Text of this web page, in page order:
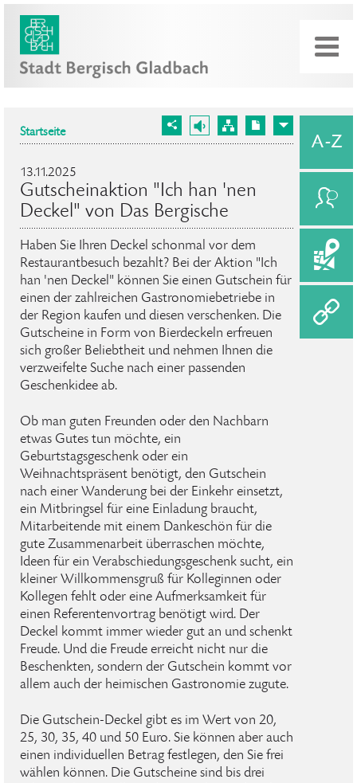
Startseite
13.11.2025
Gutscheinaktion "Ich han 'nen
Deckel" von Das Bergische
Haben Sie Ihren Deckel schonmal vor dem
Restaurantbesuch bezahlt? Bei der Aktion "Ich
han 'nen Deckel" können Sie einen Gutschein für
einen der zahlreichen Gastronomiebetriebe in
der Region kaufen und diesen verschenken. Die
Gutscheine in Form von Bierdeckeln erfreuen
sich großer Beliebtheit und nehmen Ihnen die
verzweifelte Suche nach einer passenden
Geschenkidee ab.
Ob man guten Freunden oder den Nachbarn
etwas Gutes tun möchte, ein
Geburtstagsgeschenk oder ein
Weihnachtspräsent benötigt, den Gutschein
nach einer Wanderung bei der Einkehr einsetzt,
ein Mitbringsel für eine Einladung braucht,
Mitarbeitende mit einem Dankeschön für die
gute Zusammenarbeit überraschen möchte,
Ideen für ein Verabschiedungsgeschenk sucht, ein
kleiner Willkommensgruß für Kolleginnen oder
Kollegen fehlt oder eine Aufmerksamkeit für
einen Referentenvortrag benötigt wird. Der
Deckel kommt immer wieder gut an und schenkt
Freude. Und die Freude erreicht nicht nur die
Beschenkten, sondern der Gutschein kommt vor
allem auch der heimischen Gastronomie zugute.
Die Gutschein-Deckel gibt es im Wert von 20,
25, 30, 35, 40 und 50 Euro. Sie können aber auch
einen individuellen Betrag festlegen, den Sie frei
wählen können. Die Gutscheine sind bis drei